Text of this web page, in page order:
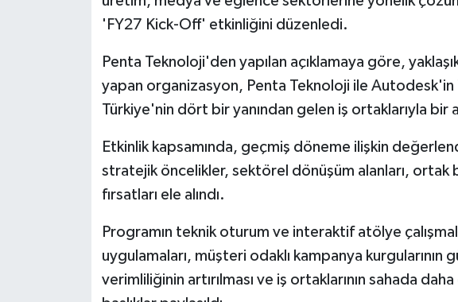
'FY27 Kick-Off' etkinliğini düzenledi.
Penta Teknoloji​​​​​​​'den yapılan açıklamaya göre,
yapan organizasyon, Penta Teknoloji ile
Türkiye'nin dört bir yanından gelen iş ortaklarıyla bir
Etkinlik kapsamında, geçmiş döneme ilişkin
stratejik öncelikler, sektörel dönüşüm alanları,
fırsatları ele alındı.
Programın teknik oturum ve interaktif atölye
uygulamaları, müşteri odaklı kampanya kurgularının
verimliliğinin artırılması ve iş ortaklarının sahada